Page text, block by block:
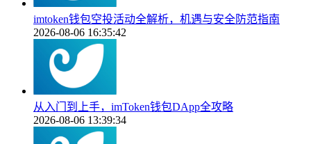
imtoken钱包空投活动全解析，机遇与安全防范指南
2026-08-06 16:35:42
从入门到上手，imToken钱包DApp全攻略
2026-08-06 13:39:34